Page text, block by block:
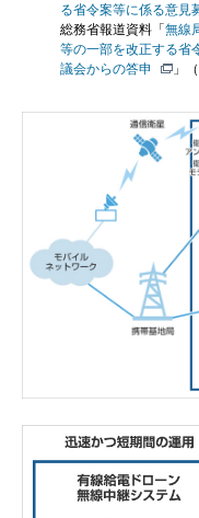
る省令案等に係る意見
総務省報道資料「 無線
等の一部を改正する省
議会からの答申
」